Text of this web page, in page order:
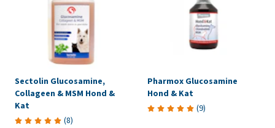
Sectolin Glucosamine,
Collageen & MSM Hond &
Kat
(8)
Pharmox Glucosamine
Hond & Kat
(9)